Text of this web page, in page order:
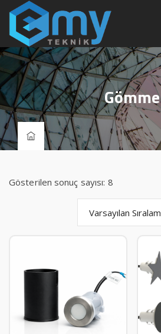
Gömme
Gösterilen sonuç sayısı: 8